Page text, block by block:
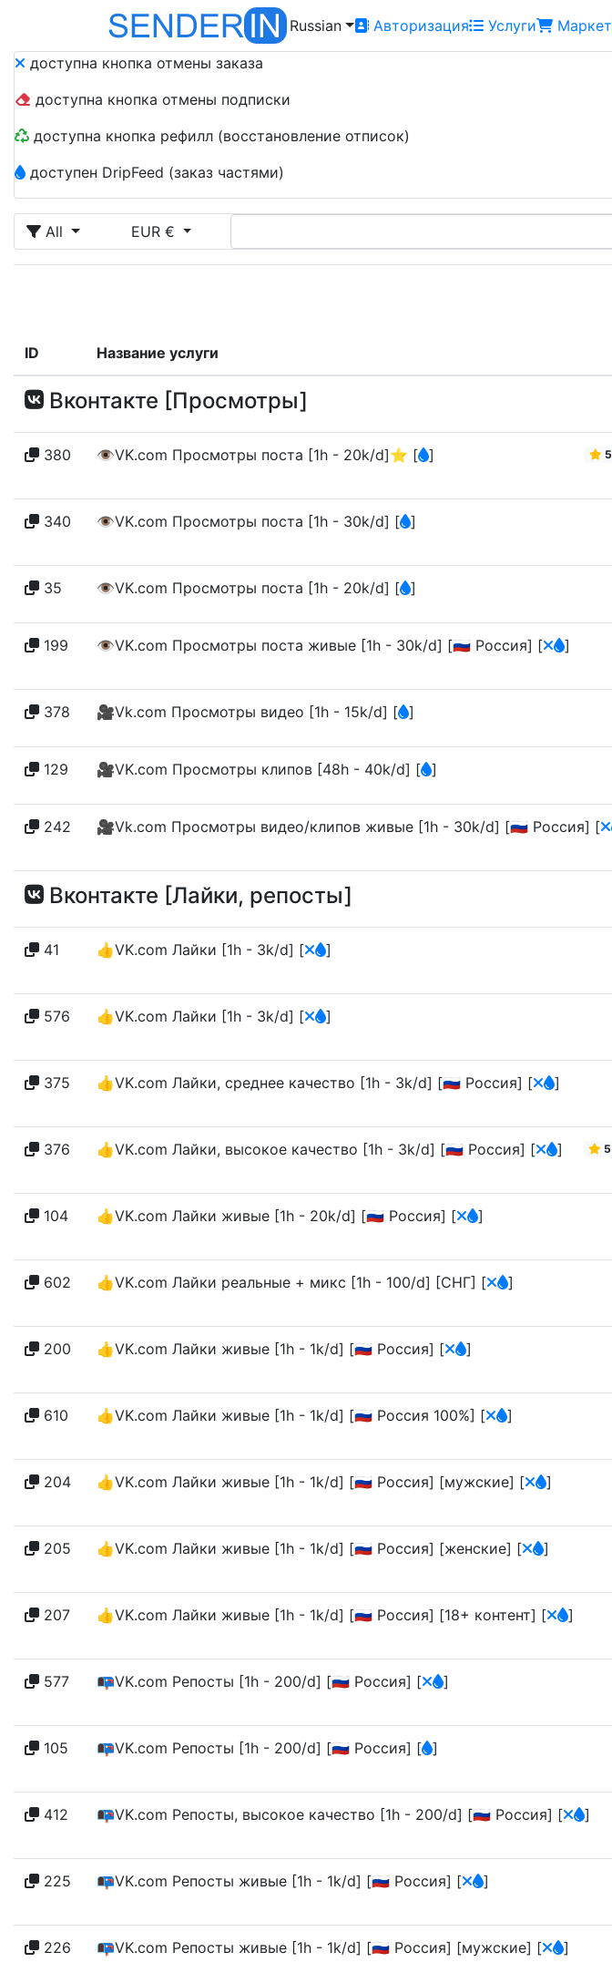
Russian Авторизация Услуги Маркет
доступна кнопка отмены заказа
доступна кнопка отмены подписки
доступна кнопка рефилл (восстановление отписок)
доступен DripFeed (заказ частями)
All EUR €
ID Название услуги
Вконтакте [Просмотры]
380 👁️VK.com Просмотры поста [1h - 20k/d]⭐ [ ] 5
340 👁️VK.com Просмотры поста [1h - 30k/d] [ ]
35 👁️VK.com Просмотры поста [1h - 20k/d] [ ]
199 👁️VK.com Просмотры поста живые [1h - 30k/d] [🇷🇺 Россия] [ ]
378 🎥Vk.com Просмотры видео [1h - 15k/d] [ ]
129 🎥VK.com Просмотры клипов [48h - 40k/d] [ ]
242 🎥Vk.com Просмотры видео/клипов живые [1h - 30k/d] [🇷🇺 Россия] [
Вконтакте [Лайки, репосты]
41 👍VK.com Лайки [1h - 3k/d] [ ]
576 👍VK.com Лайки [1h - 3k/d] [ ]
375 👍VK.com Лайки, среднее качество [1h - 3k/d] [🇷🇺 Россия] [ ]
376 👍VK.com Лайки, высокое качество [1h - 3k/d] [🇷🇺 Россия] [ ] 5
104 👍VK.com Лайки живые [1h - 20k/d] [🇷🇺 Россия] [ ]
602 👍VK.com Лайки реальные + микс [1h - 100/d] [СНГ] [ ]
200 👍VK.com Лайки живые [1h - 1k/d] [🇷🇺 Россия] [ ]
610 👍VK.com Лайки живые [1h - 1k/d] [🇷🇺 Россия 100%] [ ]
204 👍VK.com Лайки живые [1h - 1k/d] [🇷🇺 Россия] [мужские] [ ]
205 👍VK.com Лайки живые [1h - 1k/d] [🇷🇺 Россия] [женские] [ ]
207 👍VK.com Лайки живые [1h - 1k/d] [🇷🇺 Россия] [18+ контент] [ ]
577 📭VK.com Репосты [1h - 200/d] [🇷🇺 Россия] [ ]
105 📭VK.com Репосты [1h - 200/d] [🇷🇺 Россия] [ ]
412 📭VK.com Репосты, высокое качество [1h - 200/d] [🇷🇺 Россия] [ ]
225 📭VK.com Репосты живые [1h - 1k/d] [🇷🇺 Россия] [ ]
226 📭VK.com Репосты живые [1h - 1k/d] [🇷🇺 Россия] [мужские] [ ]